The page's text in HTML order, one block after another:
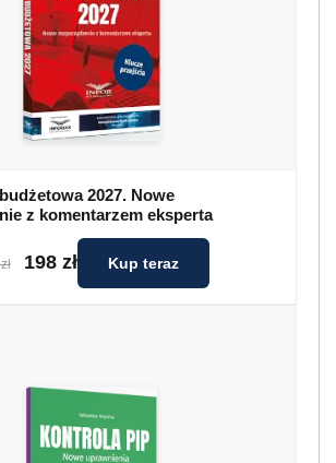
2027. Nowe
z komentarzem eksperta
198 zł Kup teraz